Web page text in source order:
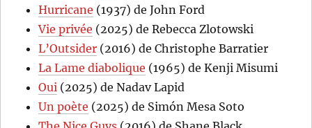
Hurricane (1937) de John Ford
Vie privée (2025) de Rebecca Zlotowski
L’Outsider (2016) de Christophe Barratier
La Lame diabolique (1965) de Kenji Misumi
Oui (2025) de Nadav Lapid
Un poète (2025) de Simón Mesa Soto